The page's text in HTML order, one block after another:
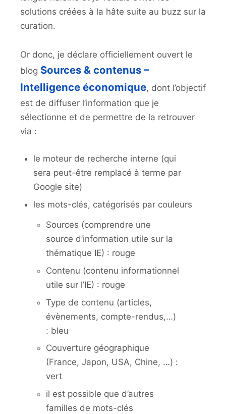
solutions créées à la hâte suite au buzz sur la
curation.
Or donc, je déclare officiellement ouvert le
blog Sources & contenus –
Intelligence économique, dont l’objectif
est de diffuser l’information que je
sélectionne et de permettre de la retrouver
via :
le moteur de recherche interne (qui
sera peut-être remplacé à terme par
Google site)
les mots-clés, catégorisés par couleurs
Sources (comprendre une
source d’information utile sur la
thématique IE) : rouge
Contenu (contenu informationnel
utile sur l’IE) : rouge
Type de contenu (articles,
évènements, compte-rendus,…)
: bleu
Couverture géographique
(France, Japon, USA, Chine, …) :
vert
il est possible que d’autres
familles de mots-clés